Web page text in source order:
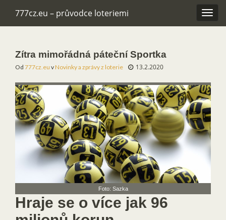
777cz.eu – průvodce loteriemi
Zítra mimořádná páteční Sportka
Od 777cz.eu vNovinky a zprávy z loterie 13.2.2020
Foto: Sazka
Hraje se o více jak 96